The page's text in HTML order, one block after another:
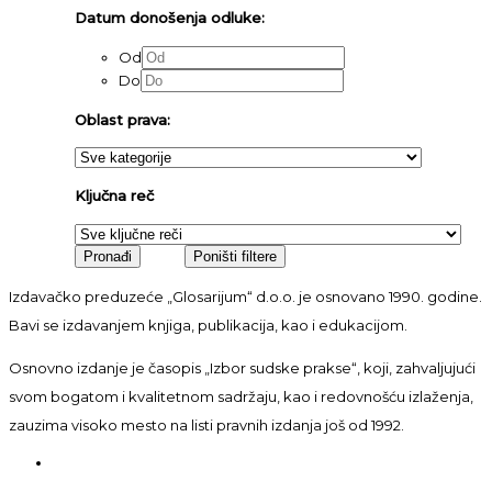
Datum donošenja odluke:
Od
Do
Oblast prava:
Ključna reč
Izdavačko preduzeće „Glosarijum“ d.o.o. je osnovano 1990. godine.
Bavi se izdavanjem knjiga, publikacija, kao i edukacijom.
Osnovno izdanje je časopis „Izbor sudske prakse“, koji, zahvaljujući
svom bogatom i kvalitetnom sadržaju, kao i redovnošću izlaženja,
zauzima visoko mesto na listi pravnih izdanja još od 1992.